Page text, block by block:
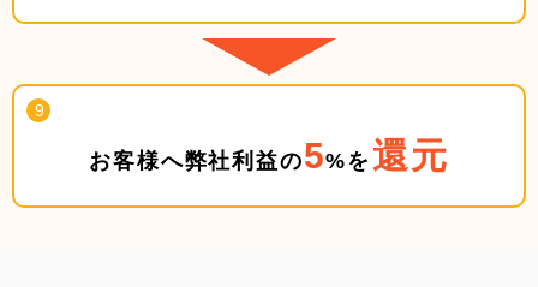
お客様へ弊社利益の5%を 還元